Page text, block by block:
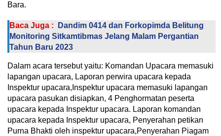
Bara.
Baca Juga :
Dandim 0414 dan Forkopimda Belitung
Monitoring Sitkamtibmas Jelang Malam Pergantian
Tahun Baru 2023
Dalam acara tersebut yaitu: Komandan Upacara memasuki
lapangan upacara, Laporan perwira upacara kepada
Inspektur upacara,Inspektur upacara memasuki lapangan
upacara pasukan disiapkan, 4 Penghormatan peserta
upacara kepada Inspektur upacara. Laporan komandan
upacara kepada Inspektur upacara, Penyerahan petikan
Purna Bhakti oleh inspektur upacara,Penyerahan Piagam